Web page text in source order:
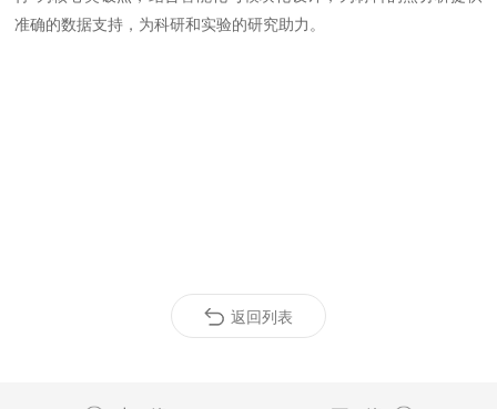
准确的数据支持，为科研和实验的研究助力。
返回列表